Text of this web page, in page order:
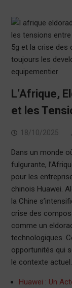
L’Afrique,
et les
18/10/2025
Dans un monde
fulgurante,
pour les
chinois Huawei.
la Chine
crise des
comme un
technologiques.
opportunités qui
le contexte actuel.
Huawei : Un